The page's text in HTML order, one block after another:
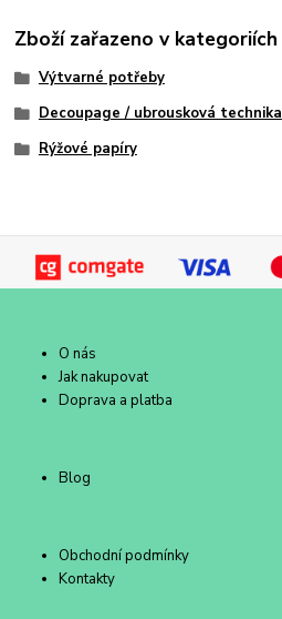
Zboží zařazeno v kategoriích
Výtvarné potřeby
Decoupage / ubrousková technika
Rýžové papíry
O nás
Jak nakupovat
Doprava a platba
Blog
Obchodní podmínky
Kontakty